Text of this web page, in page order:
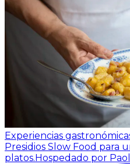
Experiencias
Presidios Slow Food para
platos.Hospedado por